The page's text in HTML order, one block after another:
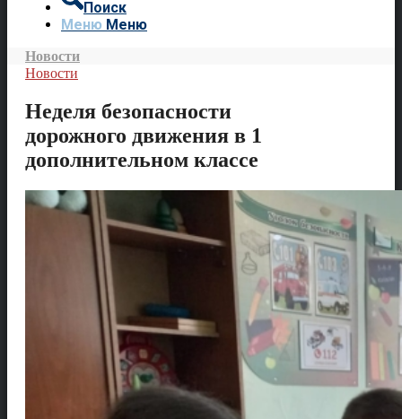
Поиск
Меню Меню
Новости
Новости
Неделя безопасности
дорожного движения в 1
дополнительном классе